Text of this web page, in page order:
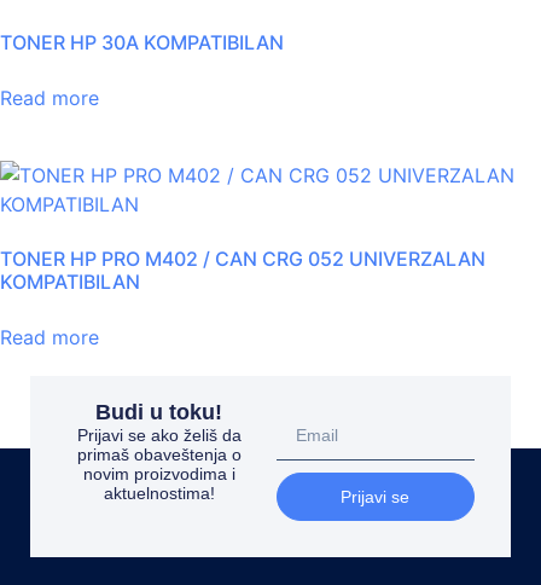
TONER HP 30A KOMPATIBILAN
Read more
TONER HP PRO M402 / CAN CRG 052 UNIVERZALAN
KOMPATIBILAN
Read more
Budi u toku!
Prijavi se ako želiš da
primaš obaveštenja o
novim proizvodima i
aktuelnostima!
Prijavi se